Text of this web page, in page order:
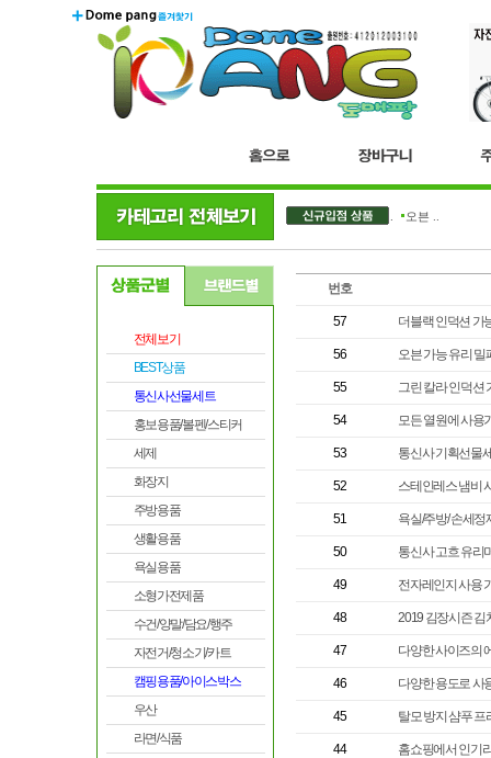
더블.. 오븐 ..
전체보기
BEST상품
통신사선물세트
홍보용품/볼펜/스티커
세제
화장지
주방용품
생활용품
욕실용품
소형가전제품
수건/양말/담요/행주
자전거/청소기/카트
캠핑용품/아이스박스
우산
라면/식품
번호
57 더블랙 인덕션 가
56 오븐 가능 유리
55 그린 칼라 인덕션
54 모든 열원에 사용
53 통신사 기획선물
52 스테인레스 냄비
51 욕실/주방/ 손세
50 통신사 고흐 유리
49 전자레인지 사용
48 2019 김장시즌 김
47 다양한 사이즈의
46 다양한 용도로 사
45 탈모 방지 샴푸
44 홈쇼핑에서 인기